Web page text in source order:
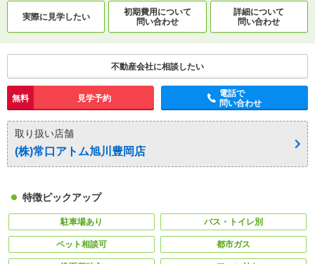
実際に見学したい
初期費用について
問い合わせ
詳細について
問い合わせ
不動産会社に相談したい
無料 見学予約
電話で
問い合わせ
取り扱い店舗
(株)常口アトム旭川豊岡店
特徴ピックアップ
駐車場あり バス・トイレ別
ペット相談可 都市ガス